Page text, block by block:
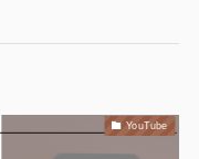
YouTube